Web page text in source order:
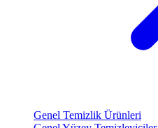
Genel Temizlik Ürünleri